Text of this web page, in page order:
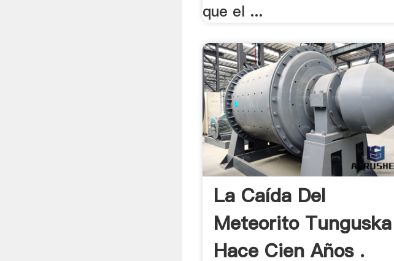
que el ...
La Caída Del
Meteorito Tunguska
Hace Cien Años .